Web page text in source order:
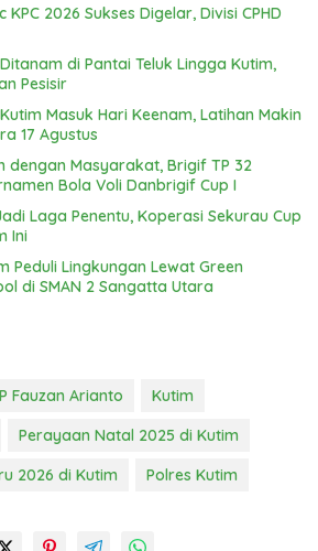
2026 Sukses Digelar, Divisi CPHD
di Pantai Teluk Lingga Kutim,
Pesisir
Masuk Hari Keenam, Latihan Makin
17 Agustus
dengan Masyarakat, Brigif TP 32
Bola Voli Danbrigif Cup I
Laga Penentu, Koperasi Sekurau Cup
Ini
Peduli Lingkungan Lewat Green
di SMAN 2 Sangatta Utara
Fauzan Arianto
Kutim
Perayaan Natal 2025 di Kutim
2026 di Kutim
Polres Kutim